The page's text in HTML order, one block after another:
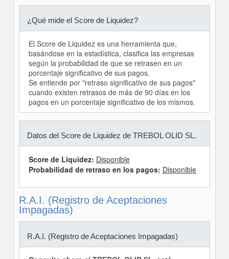
¿Qué mide el Score de Liquidez?
El Score de Liquidez es una herramienta que,
basándose en la estadística, clasifica las empresas
según la probabilidad de que se retrasen en un
porcentaje significativo de sus pagos.
Se entiende por "retraso significativo de sus pagos"
cuando existen retrasos de más de 90 días en los
pagos en un porcentaje significativo de los mismos.
Datos del Score de Liquidez de TREBOL OLID SL.
Score de Liquidez: Disponible
Probabilidad de retraso en los pagos: Disponible
R.A.I. (Registro de Aceptaciones
Impagadas)
R.A.I. (Registro de Aceptaciones Impagadas)